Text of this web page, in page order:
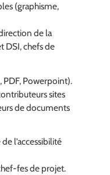
(graphisme,
de la
DSI, chefs de
PDF, Powerpoint).
sites
de documents
l’accessibilité
fes de projet.